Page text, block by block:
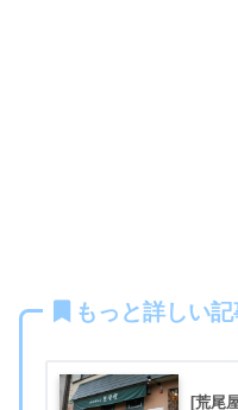
もっと詳しい
[荒尾